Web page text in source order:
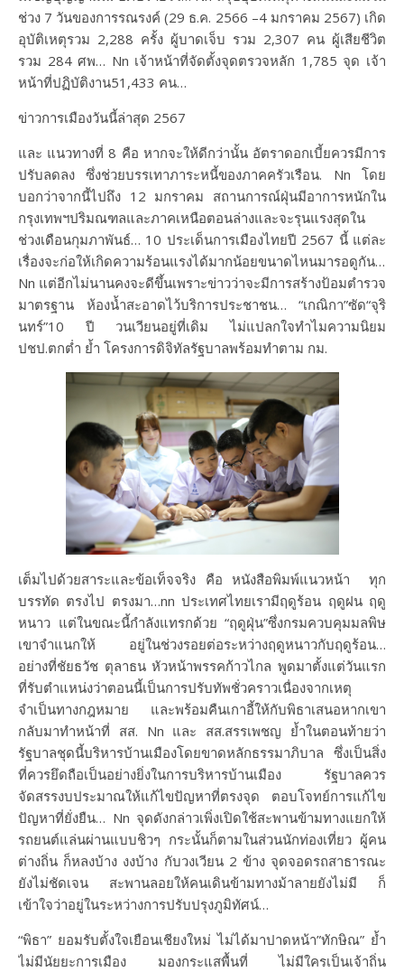
ช่วง 7 วันของการรณรงค์ (29 ธ.ค. 2566 –4 มกราคม 2567) เกิด
อุบัติเหตุรวม 2,288 ครั้ง ผู้บาดเจ็บ รวม 2,307 คน ผู้เสียชีวิต
รวม 284 ศพ… Nn เจ้าหน้าที่จัดตั้งจุดตรวจหลัก 1,785 จุด เจ้า
หน้าที่ปฏิบัติงาน51,433 คน…
ข่าวการเมืองวันนี้ล่าสุด 2567
และ แนวทางที่ 8 คือ หากจะให้ดีกว่านั้น อัตราดอกเบี้ยควรมีการ
ปรับลดลง ซึ่งช่วยบรรเทาภาระหนี้ของภาคครัวเรือน. Nn โดย
บอกว่าจากนี้ไปถึง 12 มกราคม สถานการณ์ฝุ่นมีอาการหนักใน
กรุงเทพฯปริมณฑลและภาคเหนือตอนล่างและจะรุนแรงสุดใน
ช่วงเดือนกุมภาพันธ์… 10 ประเด็นการเมืองไทยปี 2567 นี้ แต่ละ
เรื่องจะก่อให้เกิดความร้อนแรงได้มากน้อยขนาดไหนมารอดูกัน…
Nn แต่อีกไม่นานคงจะดีขึ้นเพราะข่าวว่าจะมีการสร้างป้อมตำรวจ
มาตรฐาน ห้องน้ำสะอาดไว้บริการประชาชน… “เกณิกา”ซัด“จุริ
นทร์”10 ปี วนเวียนอยู่ที่เดิม ไม่แปลกใจทำไมความนิยม
ปชป.ตกต่ำ ย้ำ โครงการดิจิทัลรัฐบาลพร้อมทำตาม กม.
เต็มไปด้วยสาระและข้อเท็จจริง คือ หนังสือพิมพ์แนวหน้า ทุก
บรรทัด ตรงไป ตรงมา…nn ประเทศไทยเรามีฤดูร้อน ฤดูฝน ฤดู
หนาว แต่ในขณะนี้กำลังแทรกด้วย “ฤดูฝุ่น”ซึ่งกรมควบคุมมลพิษ
เขาจำแนกให้ อยู่ในช่วงรอยต่อระหว่างฤดูหนาวกับฤดูร้อน…
อย่างที่ชัยธวัช ตุลาธน หัวหน้าพรรคก้าวไกล พูดมาตั้งแต่วันแรก
ที่รับตำแหน่งว่าตอนนี้เป็นการปรับทัพชั่วคราวเนื่องจากเหตุ
จำเป็นทางกฎหมาย และพร้อมคืนเกาอี้ให้กับพิธาเสนอหากเขา
กลับมาทำหน้าที่ สส. Nn และ สส.สรรเพชญ ย้ำในตอนท้ายว่า
รัฐบาลชุดนี้บริหารบ้านเมืองโดยขาดหลักธรรมาภิบาล ซึ่งเป็นสิ่ง
ที่ควรยึดถือเป็นอย่างยิ่งในการบริหารบ้านเมือง รัฐบาลควร
จัดสรรงบประมาณให้แก้ไขปัญหาที่ตรงจุด ตอบโจทย์การแก้ไข
ปัญหาที่ยั่งยืน… Nn จุดดังกล่าวเพิ่งเปิดใช้สะพานข้ามทางแยกให้
รถยนต์แล่นผ่านแบบชิวๆ กระนั้นก็ตามในส่วนนักท่องเที่ยว ผู้คน
ต่างถิ่น ก็หลงบ้าง งงบ้าง กับวงเวียน 2 ข้าง จุดจอดรถสาธารณะ
ยังไม่ชัดเจน สะพานลอยให้คนเดินข้ามทางม้าลายยังไม่มี ก็
เข้าใจว่าอยู่ในระหว่างการปรับปรุงภูมิทัศน์…
“พิธา” ยอมรับตั้งใจเยือนเชียงใหม่ ไม่ได้มาปาดหน้า”ทักษิณ” ย้ำ
ไม่มีนัยยะการเมือง มองกระแสพื้นที่ ไม่มีใครเป็นเจ้าถิ่น